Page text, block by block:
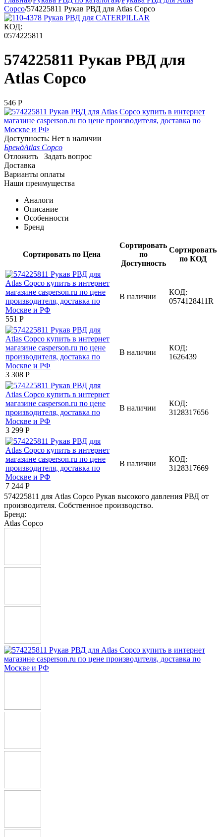
Copco/574225811 Рукав РВД для Atlas Copco
КОД:
0574225811
574225811 Рукав РВД для
Atlas Copco
‍546‍ Р
Доступность: Нет в наличии
БрендAtlas Copco
Отложить
Задать вопрос
Доставка
Варианты оплаты
Наши преимущества
Аналоги
Описание
Особенности
Бренд
Сортировать по Цена
Сортировать
по
Доступность
Сортировать
по КОД
‍551‍ Р
В наличии
КОД:
0574128411R
3 308 Р
В наличии
КОД:
1626439
3 299 Р
В наличии
КОД:
3128317656
7 244 Р
В наличии
КОД:
3128317669
574225811 для Atlas Copco Рукав высокого давления РВД от
производителя. Собственное производство.
Бренд:
Atlas Copco